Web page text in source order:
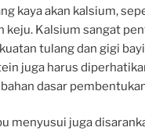
kaya akan kalsium,
keju. Kalsium sangat
tulang dan gigi
juga harus
dasar
menyusui juga